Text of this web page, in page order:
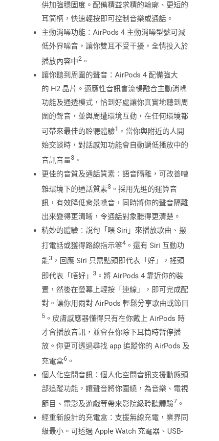
供加強穩固度。配備精益求精的輪廓、更短的
耳筒柄，快速輕按即可控制音樂或通話。
主動消噪功能：AirPods 4 主動消噪型號可減
低外界噪音，讓你雙耳不受干擾，全情投入於
播放內容中2 。
讓你聽到周圍的聲音：AirPods 4 配備強大
的 H2 晶片。適應性音訊會流暢融合主動消噪
功能及通透模式，恰到好處讓你真實地聽到周
圍的聲音，並與周遭環境互動，在任何環境都
可帶來最佳的聆聽體驗1 。當你與附近的人開
始交談時，對話感知功能會自動調低播放中的
音訊音量3 。
更佳的音質及通話質素：語音隔離，可改善嘈
雜環境下的通話質素3 。採用先進的運算音
訊，有效降低背景噪音，同時將你的聲音隔離
出來變得更清晰，令通話對象聽得更清楚。
精妙的體驗：說句「喂 Siri」來播放歌曲、撥
打電話或獲得路線指示等4 。還有 Siri 互動功
能3 ，回應 Siri 只需點頭即代表「好」，搖頭
即代表「唔好」 3 。將 AirPods 4 靠近你的裝
置，然後在螢幕上輕按「連線」，即可完成配
對。讓你用兩對 AirPods 輕鬆分享歌曲或節目
5 。皮膚感應器懂得只有在你戴上 AirPods 時
才會播放音訊，並會在你除下耳筒時暫停播
放。你更可透過尋找 app 追蹤你的 AirPods 及
充電盒6 。
個人化空間音訊：個人化空間音訊支援動態頭
部追蹤功能，讓聲音將你圍繞，為音樂、電視
節目、電影及遊戲等帶來影院級聆聽體驗7 。
經重新設計的充電盒：支援無線充電，業界同
級最小。可透過 Apple Watch 充電器、USB-